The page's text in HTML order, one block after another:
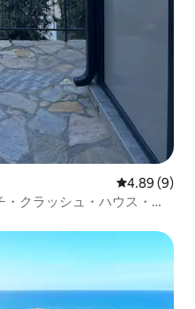
レビュー9件
4.89 (9)
クラッシュ・ハウス・ト